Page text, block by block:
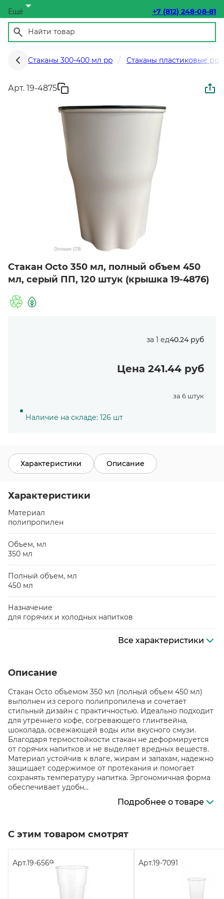
Ещё +7 (812) 248-08-81
Стаканы 300-400 мл pp Стаканы пластиковые рр
Арт. 19-4875
Стакан Octo 350 мл, полный объем 450
мл, серый ПП, 120 штук (крышка 19-4876)
за 1 ед40.24 руб
Цена 241.44 руб
за 6 штук
Наличие на складе: 126 шт
Характеристики Описание
Характеристики
Материал
полипропилен
Объем, мл
350 мл
Полный объем, мл
450 мл
Назначение
для горячих и холодных напитков
Все характеристики
Описание
Стакан Octo объемом 350 мл (полный объем 450 мл)
выполнен из серого полипропилена и сочетает
стильный дизайн с практичностью. Идеально подходит
для утреннего кофе, согревающего глинтвейна,
шоколада, освежающей воды или вкусного смузи.
Благодаря термостойкости стакан не деформируется
от горячих напитков и не выделяет вредных веществ.
Материал устойчив к влаге, жирам и запахам, надежно
защищает содержимое от протекания и помогает
сохранять температуру напитка. Эргономичная форма
обеспечивает удобн...
Подробнее о товаре
С этим товаром смотрят
Арт.19-6569 Арт.19-7091